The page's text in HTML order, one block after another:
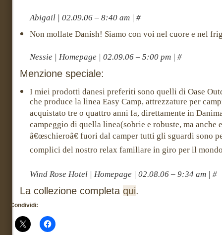
Abigail | 02.09.06 – 8:40 am | #
Non mollate Danish! Siamo con voi nel cuore e nel
Nessie | Homepage | 02.09.06 – 5:00 pm | #
Menzione speciale:
I miei prodotti danesi preferiti sono quelli di Oase
che produce la linea Easy Camp, attrezzature per
acquistato tre o quattro anni fa, direttamente in
campeggio di quella linea(sobrie e robuste, ma anche
â€œschieroâ€ fuori dal camper tutti gli sguardi sono
complici del nostro relax familiare in giro per il
Wind Rose Hotel | Homepage | 02.08.06 – 9:34 am | #
La collezione completa qui.
Condividi: